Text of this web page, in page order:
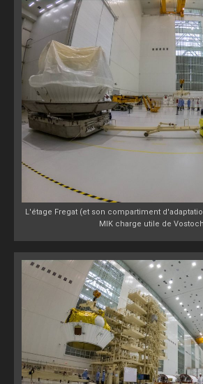
L'étage Fregat (et son compartiment
MIK charge utile de